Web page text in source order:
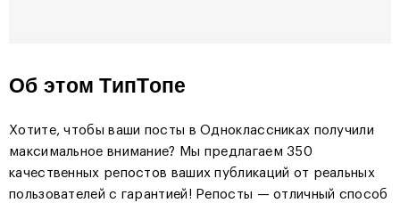
Об этом ТипТопе
Хотите, чтобы ваши посты в Одноклассниках получили
максимальное внимание? Мы предлагаем 350
качественных репостов ваших публикаций от реальных
пользователей с гарантией! Репосты — отличный способ